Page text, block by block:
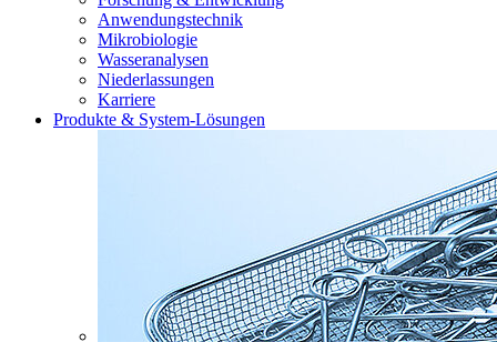
Anwendungstechnik
Mikrobiologie
Wasseranalysen
Niederlassungen
Karriere
Produkte & System-Lösungen